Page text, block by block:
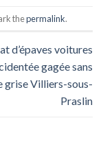
thepermalink.
d’épaves voitures
gagée sans
grise Villiers-sous-
Praslin